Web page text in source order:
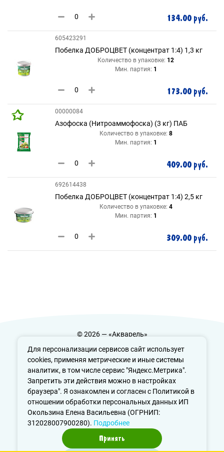
Для персонализации сервисов сайт использует
cookies, применяя метрические и иные системы
аналитик, в том числе сервис "Яндекс.Метрика".
Запретить эти действия можно в настройках
браузера". Я ознакомлен и согласен с Политикой в
отношении обработки персональных данных ИП
Окользина Елена Васильевна (ОГРНИП:
312028007900280). Подробнее
Принять
134.00 руб.
605423291
Побелка ДОБРОЦВЕТ (концентрат 1:4) 1,3 кг
Количество в упаковке: 12
Мин. партия: 1
173.00 руб.
00000084
Азофоска (Нитроаммофоска) (3 кг) ПАБ
Количество в упаковке: 8
Мин. партия: 1
409.00 руб.
692614438
Побелка ДОБРОЦВЕТ (концентрат 1:4) 2,5 кг
Количество в упаковке: 4
Мин. партия: 1
309.00 руб.
© 2026 — «Акварель»
Политика конфиденциальности